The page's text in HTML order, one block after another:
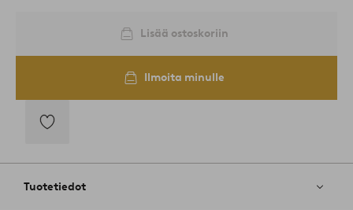
Lisää ostoskoriin
Ilmoita minulle
suosikkeihin
Tuotetiedot